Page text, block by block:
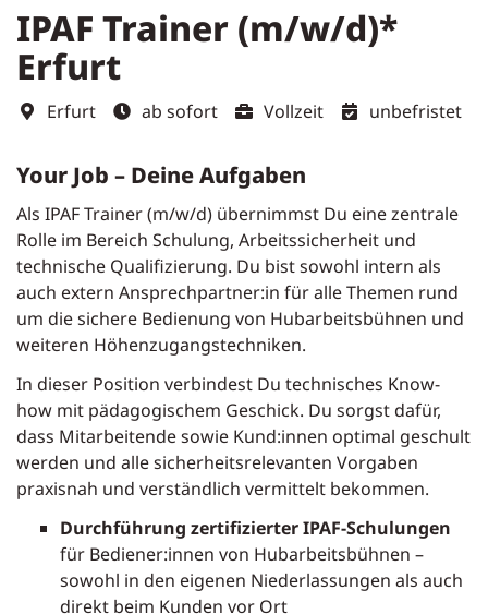
IPAF Trainer (m/w/d)*
Erfurt
Erfurt ab sofort Vollzeit unbefristet
Your Job – Deine Aufgaben
Als IPAF Trainer (m/w/d) übernimmst Du eine zentrale
Rolle im Bereich Schulung, Arbeitssicherheit und
technische Qualifizierung. Du bist sowohl intern als
auch extern Ansprechpartner:in für alle Themen rund
um die sichere Bedienung von Hubarbeitsbühnen und
weiteren Höhenzugangstechniken.
In dieser Position verbindest Du technisches Know-
how mit pädagogischem Geschick. Du sorgst dafür,
dass Mitarbeitende sowie Kund:innen optimal geschult
werden und alle sicherheitsrelevanten Vorgaben
praxisnah und verständlich vermittelt bekommen.
Durchführung zertifizierter IPAF-Schulungen
für Bediener:innen von Hubarbeitsbühnen –
sowohl in den eigenen Niederlassungen als auch
direkt beim Kunden vor Ort